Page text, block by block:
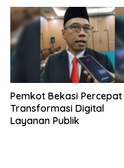
Pemkot Bekasi Percepat
Transformasi Digital
Layanan Publik